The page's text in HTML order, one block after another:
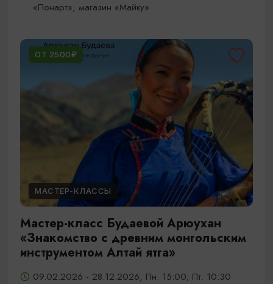
«Понарт», магазин «Майку»
ОТ 2500₽
МАСТЕР-КЛАССЫ
Мастер-класс Будаевой Арюухан
«Знакомство с древним монгольским
инструментом Алтай ятга»
09.02.2026 - 28.12.2026, Пн. 15:00; Пт. 10:30